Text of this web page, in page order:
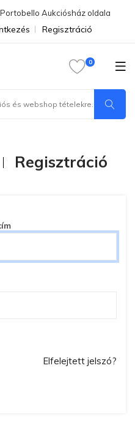
Aukciósház oldala
Regisztráció
Regisztráció
Elfelejtett jelszó?